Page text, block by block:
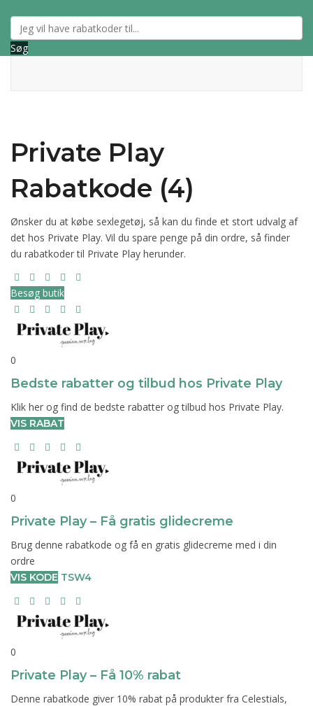
Søg
Private Play
Rabatkode (4)
Ønsker du at købe sexlegetøj, så kan du finde et stort udvalg af
det hos Private Play. Vil du spare penge på din ordre, så finder
du rabatkoder til Private Play herunder.
Besøg butik
0
Bedste rabatter og tilbud hos Private Play
Klik her og find de bedste rabatter og tilbud hos Private Play.
VIS RABAT
0
Private Play – Få gratis glidecreme
Brug denne rabatkode og få en gratis glidecreme med i din
ordre
VIS KODE TSW4
0
Private Play – Få 10% rabat
Denne rabatkode giver 10% rabat på produkter fra Celestials,